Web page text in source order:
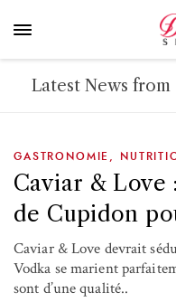
Latest News from
GASTRONOMIE
Caviar &
de Cupidon
Caviar & Love devrait
Vodka se marient
sont d’une qualité..